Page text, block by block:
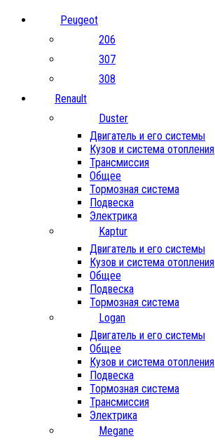
Peugeot
206
307
308
Renault
Duster
Двигатель и его системы
Кузов и система отопления
Трансмиссия
Общее
Тормозная система
Подвеска
Электрика
Kaptur
Двигатель и его системы
Кузов и система отопления
Общее
Подвеска
Тормозная система
Logan
Двигатель и его системы
Общее
Кузов и система отопления
Подвеска
Тормозная система
Трансмиссия
Электрика
Megane